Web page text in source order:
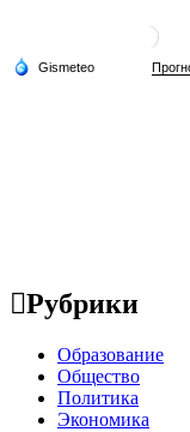
Рубрики
Образование
Общество
Политика
Экономика